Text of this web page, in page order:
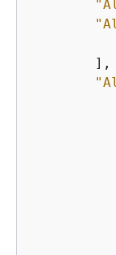
        ],